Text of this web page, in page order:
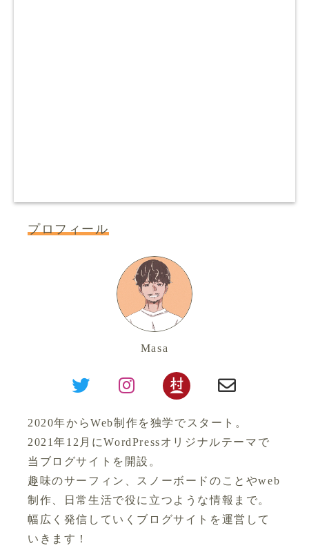
プロフィール
Masa
2020年からWeb制作を独学でスタート。
2021年12月にWordPressオリジナルテーマで
当ブログサイトを開設。
趣味のサーフィン、スノーボードのことやweb
制作、日常生活で役に立つような情報まで。
幅広く発信していくブログサイトを運営して
いきます！